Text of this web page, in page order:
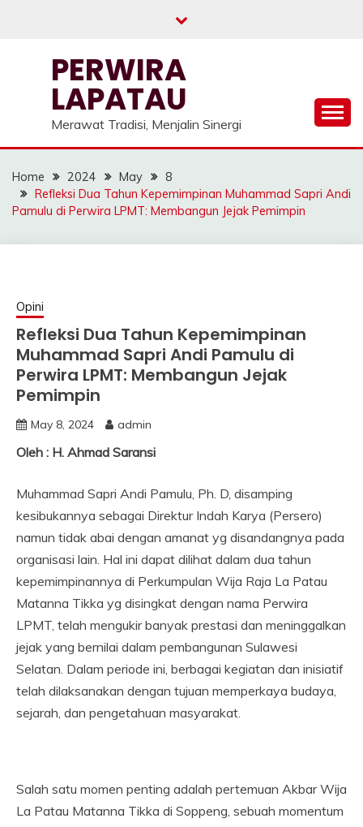
PERWIRA
LAPATAU
Merawat Tradisi, Menjalin Sinergi
Home 2024 May
8
Refleksi Dua Tahun Kepemimpinan Muhammad Sapri Andi
Pamulu di Perwira LPMT: Membangun Jejak Pemimpin
Opini
Refleksi Dua Tahun Kepemimpinan
Muhammad Sapri Andi Pamulu di
Perwira LPMT: Membangun Jejak
Pemimpin
May 8, 2024 admin
Oleh : H. Ahmad Saransi
Muhammad Sapri Andi Pamulu, Ph. D, disamping
kesibukannya sebagai Direktur Indah Karya (Persero)
namun tidak abai dengan amanat yg disandangnya pada
organisasi lain. Hal ini dapat dilihat dalam dua tahun
kepemimpinannya di Perkumpulan Wija Raja La Patau
Matanna Tikka yg disingkat dengan nama Perwira
LPMT, telah mengukir banyak prestasi dan meninggalkan
jejak yang bernilai dalam pembangunan Sulawesi
Selatan. Dalam periode ini, berbagai kegiatan dan inisiatif
telah dilaksanakan dengan tujuan memperkaya budaya,
sejarah, dan pengetahuan masyarakat.
Salah satu momen penting adalah pertemuan Akbar Wija
La Patau Matanna Tikka di Soppeng, sebuah momentum